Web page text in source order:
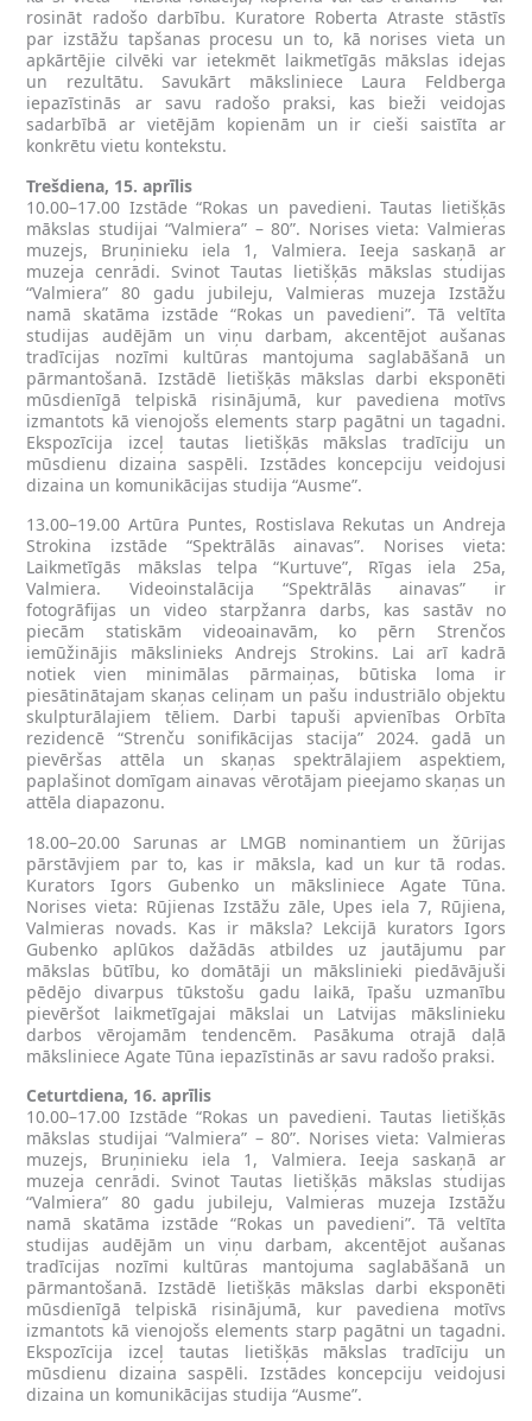
rosināt radošo darbību. Kuratore Roberta Atraste stāstīs
par izstāžu tapšanas procesu un to, kā norises vieta un
apkārtējie cilvēki var ietekmēt laikmetīgās mākslas idejas
un rezultātu. Savukārt māksliniece Laura Feldberga
iepazīstinās ar savu radošo praksi, kas bieži veidojas
sadarbībā ar vietējām kopienām un ir cieši saistīta ar
konkrētu vietu kontekstu.
Trešdiena, 15. aprīlis
10.00–17.00 Izstāde “Rokas un pavedieni. Tautas lietišķās
mākslas studijai “Valmiera” – 80”. Norises vieta: Valmieras
muzejs, Bruņinieku iela 1, Valmiera. Ieeja saskaņā ar
muzeja cenrādi. Svinot Tautas lietišķās mākslas studijas
“Valmiera” 80 gadu jubileju, Valmieras muzeja Izstāžu
namā skatāma izstāde “Rokas un pavedieni”. Tā veltīta
studijas audējām un viņu darbam, akcentējot aušanas
tradīcijas nozīmi kultūras mantojuma saglabāšanā un
pārmantošanā. Izstādē lietišķās mākslas darbi eksponēti
mūsdienīgā telpiskā risinājumā, kur pavediena motīvs
izmantots kā vienojošs elements starp pagātni un tagadni.
Ekspozīcija izceļ tautas lietišķās mākslas tradīciju un
mūsdienu dizaina saspēli. Izstādes koncepciju veidojusi
dizaina un komunikācijas studija “Ausme”.
13.00–19.00 Artūra Puntes, Rostislava Rekutas un Andreja
Strokina izstāde “Spektrālās ainavas”. Norises vieta:
Laikmetīgās mākslas telpa “Kurtuve”, Rīgas iela 25a,
Valmiera. Videoinstalācija “Spektrālās ainavas” ir
fotogrāfijas un video starpžanra darbs, kas sastāv no
piecām statiskām videoainavām, ko pērn Strenčos
iemūžinājis mākslinieks Andrejs Strokins. Lai arī kadrā
notiek vien minimālas pārmaiņas, būtiska loma ir
piesātinātajam skaņas celiņam un pašu industriālo objektu
skulpturālajiem tēliem. Darbi tapuši apvienības Orbīta
rezidencē “Strenču sonifikācijas stacija” 2024. gadā un
pievēršas attēla un skaņas spektrālajiem aspektiem,
paplašinot domīgam ainavas vērotājam pieejamo skaņas un
attēla diapazonu.
18.00–20.00 Sarunas ar LMGB nominantiem un žūrijas
pārstāvjiem par to, kas ir māksla, kad un kur tā rodas.
Kurators Igors Gubenko un māksliniece Agate Tūna.
Norises vieta: Rūjienas Izstāžu zāle, Upes iela 7, Rūjiena,
Valmieras novads. Kas ir māksla? Lekcijā kurators Igors
Gubenko aplūkos dažādās atbildes uz jautājumu par
mākslas būtību, ko domātāji un mākslinieki piedāvājuši
pēdējo divarpus tūkstošu gadu laikā, īpašu uzmanību
pievēršot laikmetīgajai mākslai un Latvijas mākslinieku
darbos vērojamām tendencēm. Pasākuma otrajā daļā
māksliniece Agate Tūna iepazīstinās ar savu radošo praksi.
Ceturtdiena, 16. aprīlis
10.00–17.00 Izstāde “Rokas un pavedieni. Tautas lietišķās
mākslas studijai “Valmiera” – 80”. Norises vieta: Valmieras
muzejs, Bruņinieku iela 1, Valmiera. Ieeja saskaņā ar
muzeja cenrādi. Svinot Tautas lietišķās mākslas studijas
“Valmiera” 80 gadu jubileju, Valmieras muzeja Izstāžu
namā skatāma izstāde “Rokas un pavedieni”. Tā veltīta
studijas audējām un viņu darbam, akcentējot aušanas
tradīcijas nozīmi kultūras mantojuma saglabāšanā un
pārmantošanā. Izstādē lietišķās mākslas darbi eksponēti
mūsdienīgā telpiskā risinājumā, kur pavediena motīvs
izmantots kā vienojošs elements starp pagātni un tagadni.
Ekspozīcija izceļ tautas lietišķās mākslas tradīciju un
mūsdienu dizaina saspēli. Izstādes koncepciju veidojusi
dizaina un komunikācijas studija “Ausme”.